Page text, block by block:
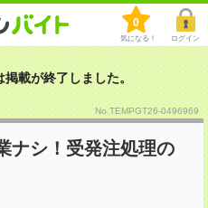
0
気になる！ ログイン
載が終了しました。
No.TEMPGT26-0496969
ナシ！受発注処理の